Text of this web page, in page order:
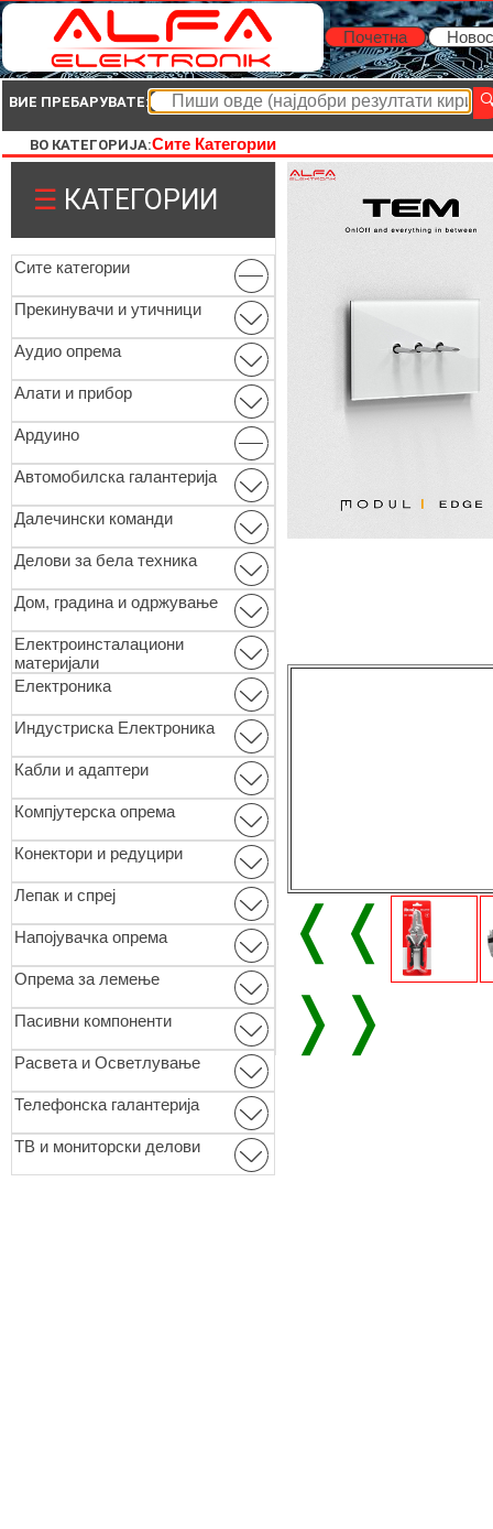
Почетна
ВИЕ ПРЕБАРУВАТЕ:
ВО КАТЕГОРИЈА:Сите Категории
☰ КАТЕГОРИИ
Сите категории
Прекинувачи и утичници
Аудио опрема
Алати и прибор
Ардуино
Автомобилска галантерија
Далечински команди
Делови за бела техника
Дом, градина и одржување
Електроинсталациони
материјали
Електроника
Индустриска Електроника
Кабли и адаптери
Компјутерска опрема
Конектори и редуцири
Лепак и спреј
Напојувачка опрема
Опремa за лемење
Пасивни компоненти
Расвета и Осветлување
Телефонска галантерија
ТВ и мониторски делови
❬❬
❭❭